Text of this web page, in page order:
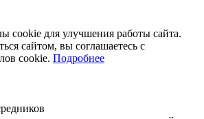
cookie для улучшения работы сайта.
сайтом, вы соглашаетесь с
cookie. Подробнее